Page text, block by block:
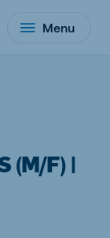
Menu
(M/F) |